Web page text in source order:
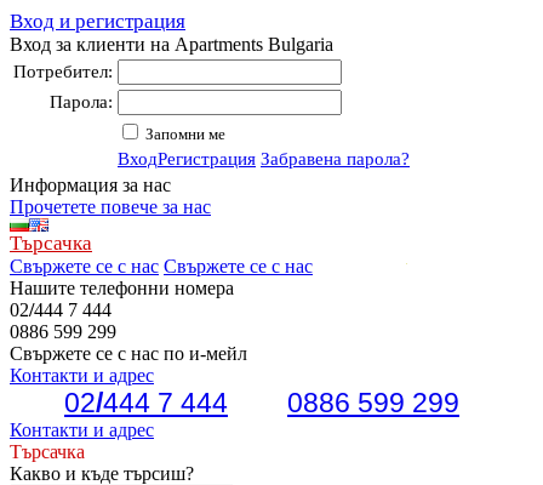
Вход и регистрация
Вход за клиенти на Apartments Bulgaria
Потребител:
Парола:
Запомни ме
ВходРегистрация Забравена парола?
Информация за нас
Прочетете повече за нас
Търсачка
Свържете се с нас Свържете се с нас
Нашите телефонни номера
02/444 7 444
0886 599 299
Свържете се с нас по и-мейл
Контакти и адрес
02/444 7 444 0886 599 299
Контакти и адрес
Търсачка
Какво и къде търсиш?